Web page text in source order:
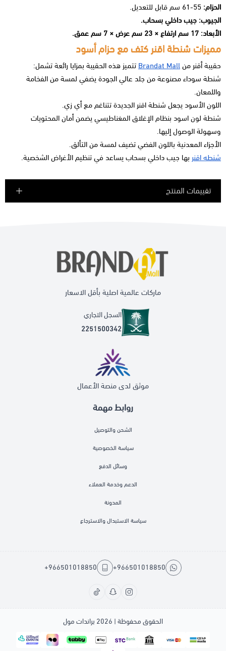
الحزام:
الجيوب: جيب داخلي بسحاب.
الأبعاد: 17 سم ارتفاع × 23 سم عرض × 7 سم عمق.
مميزات شنطة اقنر كتف مع حزام أسود
حقيبة أقنر منBrandat Mall تتميز هذه الحقيبة بمزايا رائعة تشمل:
شنطة سوداء مصنوعة من جلد عالي الجودة يضفي لمسة من الفخامة
واللمعان.
اللون الأسود يجعل شنطة اقنر الجديدة تتناغم مع أي زي.
شنطة لون اسود بنظام الإغلاق المغناطيسي يضمن أمان المحتويات
وسهولة الوصول إليها.
الأجزاء المعدنية باللون الفضي تضيف لمسة من التألق.
شنطه اقنر بها جيب داخلي بسحاب يساعد في تنظيم الأغراض الشخصية.
تقييمات المنتج
روابط مهمة
الشحن والتوصيل
سياسة الخصوصية
وسائل الدفع
الدعم وخدمة العملاء
المدونة
سياسة الاستبدال والاسترجاع
ماركات عالمية اصلية بأقل الاسعار
السجل التجاري
2251500342
موثق لدى منصة الأعمال
+966501018850
+966501018850
الحقوق محفوظة | 2026 براندات مول